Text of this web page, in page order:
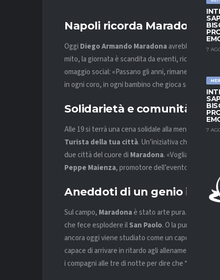
7
7
Napoli ricorda Maradona
Oggi Diego Armando Maradonaavrebbe
mito, la giornata è scandita da eventi, ricordi e
omaggio social: «Passano gli anni, rimane la
in ogni coro, in ogni bambino che gioca scalzo per
Solidarietà e comunità nel
Alle 19 si terrà una cena solidale alla mensa di San
Turista della tua città. Un’iniziativa che unisce
due città del cuore di Maradona. «Vogliamo
Peppe Maienza, promotore dell’evento.
Aneddoti di un genio
Sul campo, Maradonaè stato arte pura.
che fece esplodere ilSan Paolo. O la punizione
ancora oggi viene studiato come un capolavoro
capace di arrivare in ritardo agli allenamenti per
i compagni alle tre di notte per dire che “domani